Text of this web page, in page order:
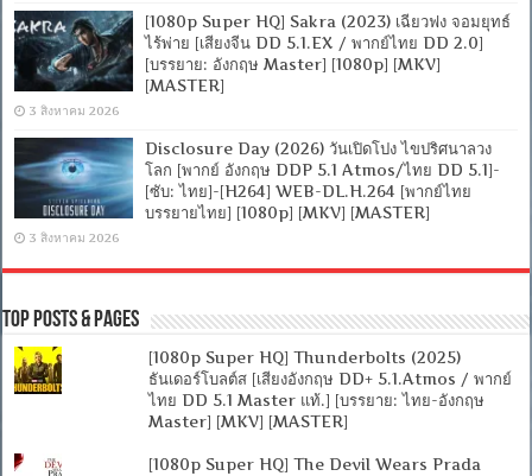
[1080p Super HQ] Sakra (2023) เฉียวฟง จอมยุทธ์
ไร้พ่าย [เสียงจีน DD 5.1.EX / พากย์ไทย DD 2.0]
[บรรยาย: อังกฤษ Master] [1080p] [MKV]
[MASTER]
3 สิงหาคม 2026
Disclosure Day (2026) วันเปิดโปง ไขปริศนาลวง
โลก [พากย์ อังกฤษ DDP 5.1 Atmos/ไทย DD 5.1]-
[ซับ: ไทย]-[H264] WEB-DL.H.264 [พากย์ไทย
บรรยายไทย] [1080p] [MKV] [MASTER]
3 สิงหาคม 2026
Top Posts & Pages
[1080p Super HQ] Thunderbolts (2025)
ธันเดอร์โบลต์ส [เสียงอังกฤษ DD+ 5.1.Atmos / พากย์
ไทย DD 5.1 Master แท้.] [บรรยาย: ไทย-อังกฤษ
Master] [MKV] [MASTER]
[1080p Super HQ] The Devil Wears Prada